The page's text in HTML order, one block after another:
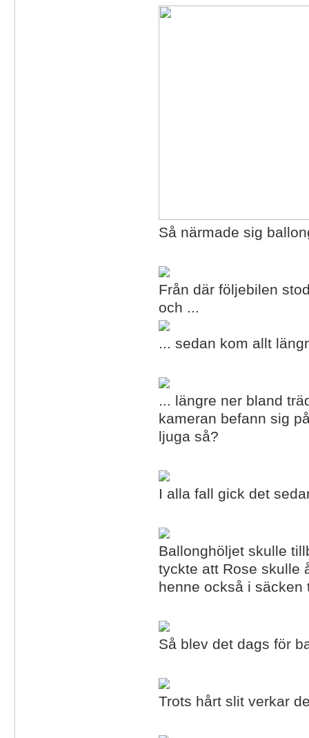
Så närmade sig
Från där följebilen
och ...
... sedan kom allt
... längre ner bland
kameran befann sig
ljuga så?
I alla fall gick det
Ballonghöljet skulle
tyckte att Rose skulle
henne också i säcken
Så blev det dags för
Trots hårt slit verkar